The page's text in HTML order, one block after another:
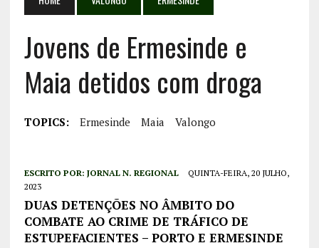
Jovens de Ermesinde e
Maia detidos com droga
TOPICS: Ermesinde Maia Valongo
ESCRITO POR: JORNAL N. REGIONAL
QUINTA-FEIRA, 20 JULHO,
2023
DUAS DETENÇÕES NO ÂMBITO DO
COMBATE AO CRIME DE TRÁFICO DE
ESTUPEFACIENTES – PORTO E ERMESINDE